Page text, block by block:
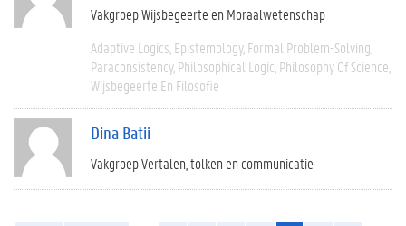
Vakgroep Wijsbegeerte en Moraalwetenschap
Adaptive Logics Epistemology Formal Problem-Solving
Paraconsistency Philosophical Logic Philosophy Of Science
Wijsbegeerte En Filosofie
Dina Batii
Vakgroep Vertalen, tolken en communicatie